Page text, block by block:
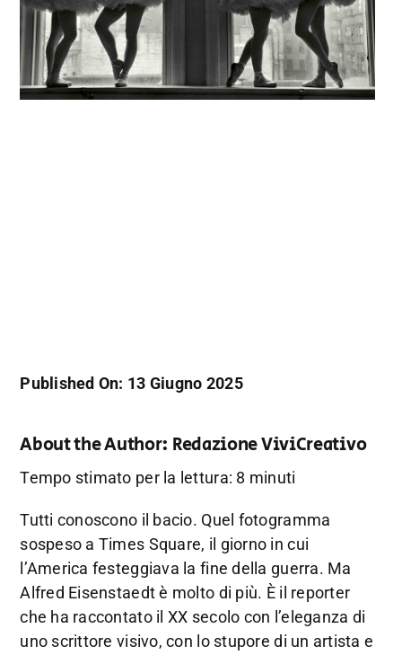
Published On: 13 Giugno 2025
About the Author: Redazione ViviCreativo
Tempo stimato per la lettura: 8 minuti
Tutti conoscono il bacio. Quel fotogramma
sospeso a Times Square, il giorno in cui
l’America festeggiava la fine della guerra. Ma
Alfred Eisenstaedt è molto di più. È il reporter
che ha raccontato il XX secolo con l’eleganza di
uno scrittore visivo, con lo stupore di un artista e